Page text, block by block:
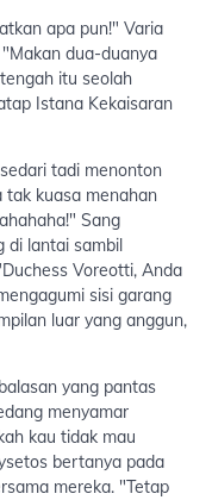
apa pun!" Varia
dua-duanya
itu seolah
Istana Kekaisaran
tadi menonton
tak kuasa menahan
Sang
di lantai sambil
Voreotti, Anda
sisi garang
luar yang anggun,
yang pantas
menyamar
kau tidak mau
bertanya pada
mereka. "Tetap